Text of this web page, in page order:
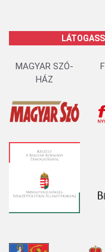
MAGYAR SZÓ-
HÁZ